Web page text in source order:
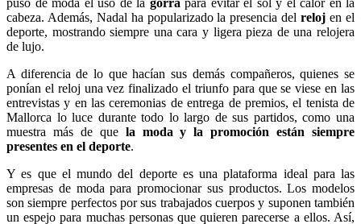
cabeza. Además, Nadal ha popularizado la presencia delreloj en el
deporte, mostrando siempre una cara y ligera pieza de una relojera
de lujo.
A diferencia de lo que hacían sus demás compañeros, quienes se
ponían el reloj una vez finalizado el triunfo para que se viese en las
entrevistas y en las ceremonias de entrega de premios, el tenista de
Mallorca lo luce durante todo lo largo de sus partidos, como una
muestra más de que la moda y la promoción están siempre
presentes en el deporte.
Y es que el mundo del deporte es una plataforma ideal para las
empresas de moda para promocionar sus productos. Los modelos
son siempre perfectos por sus trabajados cuerpos y suponen también
un espejo para muchas personas que quieren parecerse a ellos. Así,